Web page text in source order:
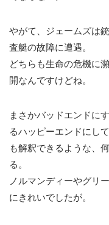
やがて、ジェームズは
査艇の故障に遭遇。
どちらも生命の危機に
開なんですけどね。
まさかバッドエンドに
るハッピーエンドにし
も解釈できるような、
る。
ノルマンディーやグリ
にきれいでしたが。